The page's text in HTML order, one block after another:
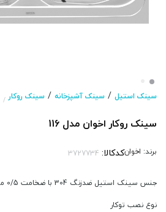
سینک استیل / سینک آشپزخانه / سینک روکار /
سینک روکار اخوان مدل 116
برند: اخوانکدکالا:
جنس سینک استیل ضدزنگ 304 با ضخامت 0/5 میلیمتر
نوع نصب توکار